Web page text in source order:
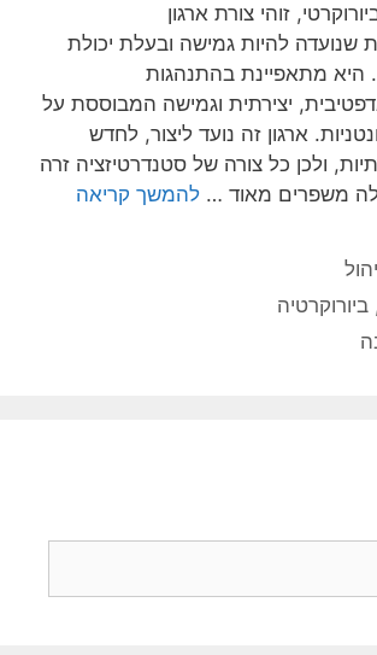
זוהי צורת ארגון
שנועדה להיות גמישה ובעלת יכולת
היא מתאפיינת בהתנהגות
יצירתית וגמישה המבוססת על
ארגון זה נועד ליצור, לחדש
ולכן כל צורה של סטנדרטיזציה זרה
משפרים מאוד … להמשך קריאה
ביורוקרטיה